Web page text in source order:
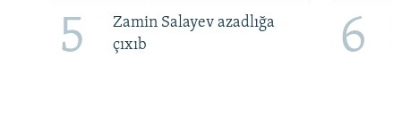
5
Zamin Salayev azadlığa
çıxıb
6